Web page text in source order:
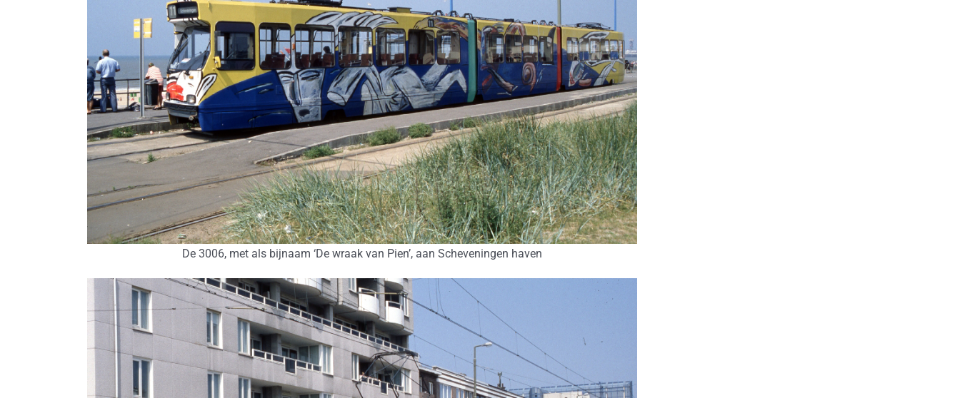
De 3006, met als bijnaam ‘De wraak van Pien’, aan Scheveningen haven